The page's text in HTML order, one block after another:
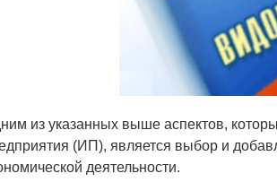
из указанных выше аспектов,
(ИП), является выбор и
деятельности.